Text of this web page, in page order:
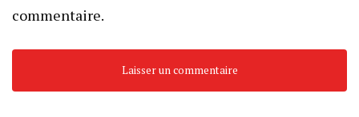
commentaire.